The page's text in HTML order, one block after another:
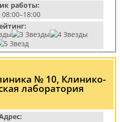
работы:
№ 10, Клинико-
лаборатория